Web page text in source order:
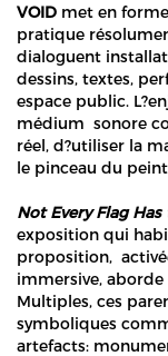
VOID met en
pratique
dialoguent
dessins, textes,
espace public.
médium sonore
réel, d?utiliser la
le pinceau du
Not Every Flag
exposition qui
proposition,
immersive,
Multiples, ces
symboliques
artefacts: